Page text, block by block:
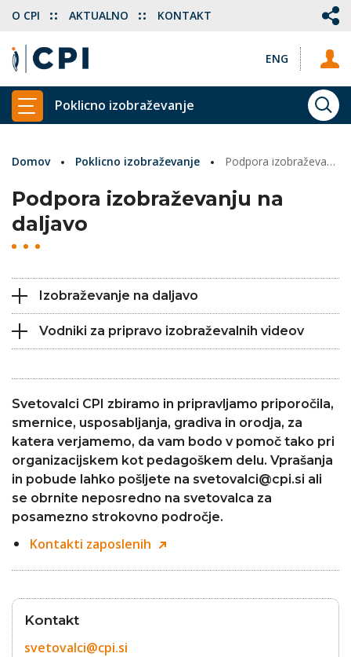
ENG
O CPI AKTUALNO KONTAKT
PRIKAŽI GLAVNI MENI
Poklicno izobraževanje
Domov Poklicno izobraževanje Podpora izobraževanju
Podpora izobraževanju na
daljavo
Izobraževanje na daljavo
Vodniki za pripravo izobraževalnih videov
Svetovalci CPI zbiramo in pripravljamo priporočila,
smernice, usposabljanja, gradiva in orodja, za
katera verjamemo, da vam bodo v pomoč tako pri
organizacijskem kot pedagoškem delu. Vprašanja
in pobude lahko pošljete na svetovalci@cpi.si ali
se obrnite neposredno na svetovalca za
posamezno strokovno področje.
Kontakti zaposlenih
Kontakt
svetovalci@cpi.si